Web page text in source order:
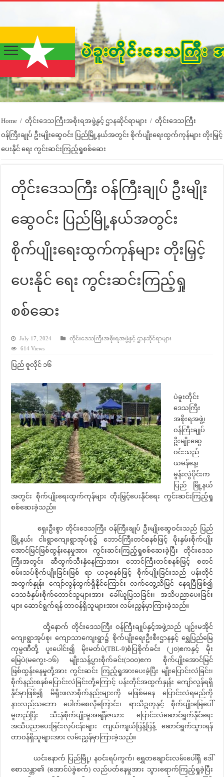
Home / တိုင်းဒေသကြီးအစိုးရအဖွဲ့နှင့် ဌာနဆိုင်ရာများ / တိုင်းဒေသကြီး
ဝန်ကြီးချုပ် ဦးမျိုးဆွေဝင်း ပြည်မြို့နယ်အတွင်း စိုက်ပျိုးရေးထွက်ကုန်များ တိုးမြှင့်
ပေးနိုင် ရေး ကွင်းဆင်းကြည့်ရှုစစ်ဆေး
တိုင်းဒေသကြီး ဝန်ကြီးချုပ် ဦးမျိုး
ဆွေဝင်း ပြည်မြို့နယ်အတွင်း
စိုက်ပျိုးရေးထွက်ကုန်များ တိုးမြှင့်
ပေးနိုင် ရေး ကွင်းဆင်းကြည့်ရှု
စစ်ဆေး
July 17, 2024
တိုင်းဒေသကြီးအစိုးရအဖွဲ့နှင့် ဌာနဆိုင်ရာများ
614 Views
ပြည် ဇူလိုင် ၁၆
ပဲခူးတိုင်း
ဒေသကြီး
အစိုးရအဖွဲ့၊
ဝန်ကြီးချုပ်
ဦးမျိုးဆွေ
ဝင်းသည်
ယမန်နေ့၊
မွန်းလွဲပိုင်းက
ပြည် မြို့နယ်
အတွင်း စိုက်ပျိုးရေးထွက်ကုန်များ တိုးမြှင့်ပေးနိုင်ရေး ကွင်းဆင်းကြည့်ရှု
စစ်ဆေးခဲ့သည်။
ရှေးဦးစွာ တိုင်းဒေသကြီး ဝန်ကြီးချုပ် ဦးမျိုးဆွေဝင်းသည် ပြည်
မြို့နယ်၊ ငါးရွာကျေးရွာအုပ်စု၌ ဘောင်ကြီးတင်စနစ်ဖြင့် မိုးနှမ်းစိုက်ပျိုး
အောင်မြင်ဖြစ်ထွန်းနေမှုအား ကွင်းဆင်းကြည့်ရှုစစ်ဆေးခဲ့ပြီး တိုင်းဒေသ
ကြီးအတွင်း ဆီထွက်သီးနှံနေကြာအား ဘောင်ကြီးတင်စနစ်ဖြင့် စတင်
စမ်းသပ်စိုက်ပျိုးခြင်းဖြစ် ရာ ယခုစနစ်ဖြင့် စိုက်ပျိုးခြင်းသည် ပန်းတိုင်
အထွက်နှုန်း ကျော်လွန်ထွက်ရှိနိုင်ကြောင်း လက်တွေ့သိမြင် နေရပြီဖြစ်၍
ဒေသခံနှမ်းစိုက်တောင်သူများအား ခေါ်ယူပြသခြင်း၊ အသိပညာပေးခြင်း
များ ဆောင်ရွက်ရန် တာဝန်ရှိသူများအား လမ်းညွှန်မှာကြားခဲ့သည်။
ထို့နောက် တိုင်းဒေသကြီး ဝန်ကြီးချုပ်နှင့်အဖွဲ့သည် ပျဉ်းမအိုင်
ကျေးရွာအုပ်စု၊ ကျောသာကျေးရွာ၌ စိုက်ပျိုးရေးဦးစီးဌာနနှင့် ရွှေပြည်မြေ
ကုမ္ပဏီတို့ ပူးပေါင်း၍ မိုးမတ်ပဲ(TBL-9)စံပြစိုက်ခင်း (၂၀)ဧကနှင့် မိုး
မြေပဲ(မကွေး-၁၆) မျိုးသန့်ပွားစိုက်ခင်း(၁၀၀)ဧက စိုက်ပျိုးအောင်မြင်
ဖြစ်ထွန်းနေမှုတို့အား ကွင်းဆင်း ကြည့်ရှုအားပေးခဲ့ပြီး မျိုးပြောင်းလဲခြင်း၊
စိုက်နည်းစနစ်ပြောင်းလဲခြင်းတို့ကြောင့် ပန်းတိုင်အထွက်နှုန်း ကျော်လွန်ရရှိ
နိုင်မှာဖြစ်၍ မိရိုးဖလာစိုက်နည်းများကို မဖြစ်မနေ ပြောင်းလဲရမည်ကို
နားလည်သဘော ပေါက်စေလိုကြောင်း၊ ရာသီဥတုနှင့် စိုက်ပျိုးမြေပေါ်
မူတည်ပြီး သီးနှံစိုက်ပျိုးမှုအချိန်ဇယား ပြောင်းလဲဆောင်ရွက်နိုင်ရေး
အသိပညာပေးခြင်းလုပ်ငန်းများ ကျယ်ကျယ်ပြန့်ပြန့် ဆောင်ရွက်သွားရန်
တာဝန်ရှိသူများအား လမ်းညွှန်မှာကြားခဲ့သည်။
ယင်းနောက် ပြည်မြို့၊ နဝင်းရပ်ကွက်၊ ရွှေတချောင်းလမ်းပေါ်ရှိ ဒေါ်
စောသန္တာ၏ (အောင်ပဲခွဲစက်) လည်ပတ်နေမှုအား သွားရောက်ကြည့်ရှုခဲ့ပြီး